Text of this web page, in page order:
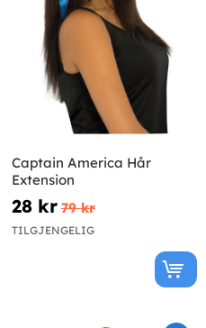
Captain America Hår
Extension
28 kr 79 kr
TILGJENGELIG